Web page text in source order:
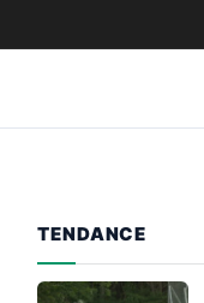
TENDANCE